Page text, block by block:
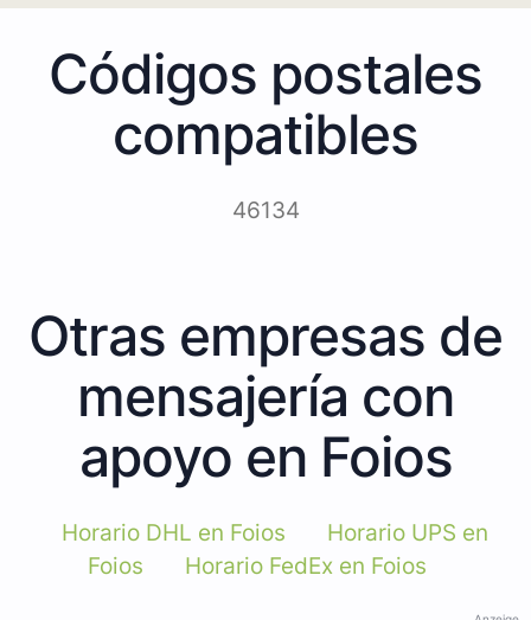
Códigos postales
compatibles
46134
Otras empresas de
mensajería con
apoyo en Foios
Horario DHL en Foios
Horario UPS en
Foios
Horario FedEx en Foios